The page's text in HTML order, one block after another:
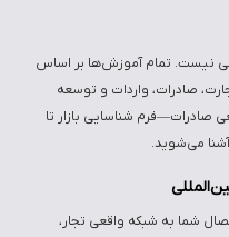
نیست. تمام آموزش‌ها بر اساس
در تجارت، صادرات، واردات و توسعه
صادرات—فرم شناسایی بازار تا
می‌شوید.
شما به شبکه واقعی تجار،